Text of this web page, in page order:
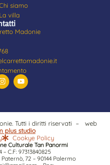
siamo
La villa
Madonie
Tutti i diritti riservati – web
plus studio
Cookye Policy
Culturale Tan Panormi
– C.F: 97313840825
72 – 90144 Palermo